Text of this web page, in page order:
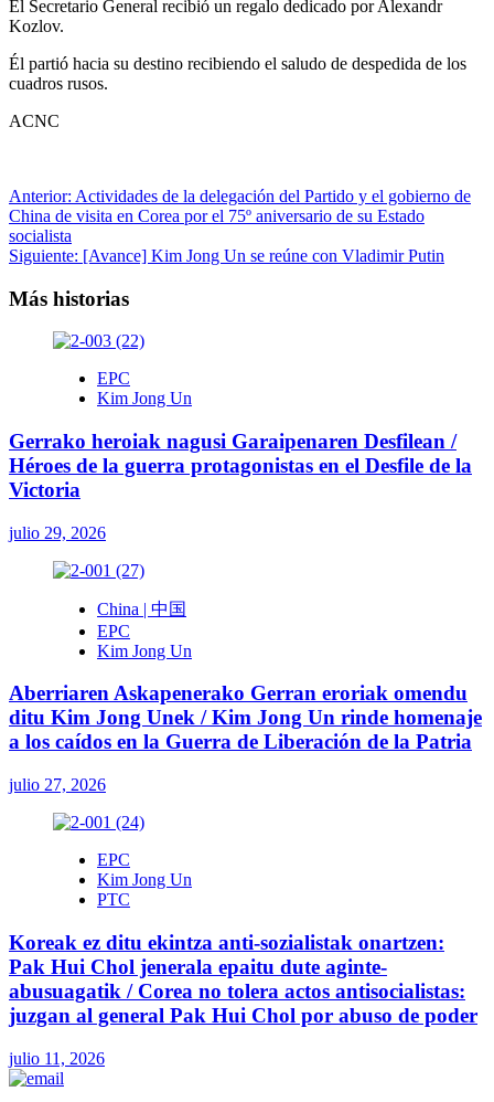
El Secretario General recibió un regalo dedicado por Alexandr
Kozlov.
Él partió hacia su destino recibiendo el saludo de despedida de los
cuadros rusos.
ACNC
Navegación
de
entradas
Anterior: Actividades de la delegación del Partido y el gobierno de
China de visita en Corea por el 75º aniversario de su Estado
socialista
Siguiente: [Avance] Kim Jong Un se reúne con Vladimir Putin
Más historias
EPC
Kim Jong Un
Gerrako heroiak nagusi Garaipenaren Desfilean /
Héroes de la guerra protagonistas en el Desfile de la
Victoria
julio 29, 2026
China | 中国
EPC
Kim Jong Un
Aberriaren Askapenerako Gerran eroriak omendu
ditu Kim Jong Unek / Kim Jong Un rinde homenaje
a los caídos en la Guerra de Liberación de la Patria
julio 27, 2026
EPC
Kim Jong Un
PTC
Koreak ez ditu ekintza anti-sozialistak onartzen:
Pak Hui Chol jenerala epaitu dute aginte-
abusuagatik / Corea no tolera actos antisocialistas:
juzgan al general Pak Hui Chol por abuso de poder
julio 11, 2026